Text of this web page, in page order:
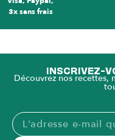
3x sans frais
INSCRIVEZ-
Découvrez nos recettes,